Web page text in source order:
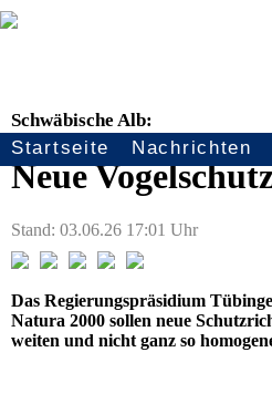
Seitennavigation
Startseite Nachrichten
Schwäbische Alb:
Neue
Stand: 03.06.26 17:01 Uhr
Das Regierungspräsidium
Natura 2000 sollen neue
weiten und nicht ganz so